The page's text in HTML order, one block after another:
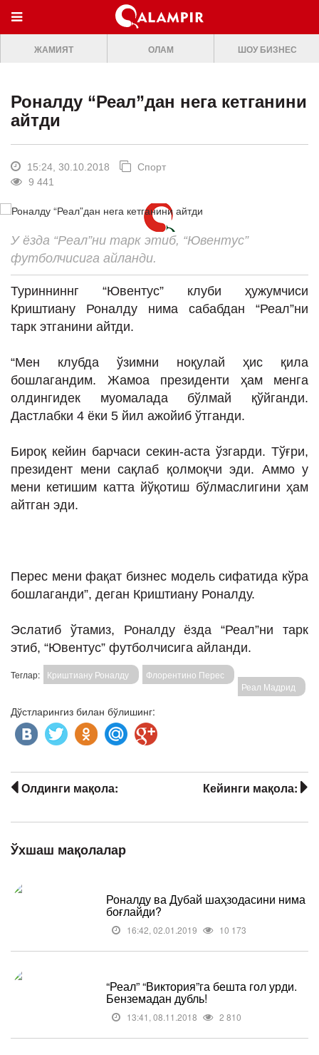
МЕНЮ
ONLINE TV
ЖАМИЯТ
ШОУ-БИЗНЕС
Мусиқа
Клип
Кино
ИНТЕРВЬЮ
Таҳлил
Саломатлик
СПОРТ
ЖАМИЯТ ОЛАМ ШОУ БИЗНЕС
Роналду “Реал”дан нега кетганини
айтди
15:24, 30.10.2018
Спорт
9 441
У ёзда “Реал”ни тарк этиб, “Ювентус”
футболчисига айланди.
Туринниннг “Ювентус” клуби ҳужумчиси
Криштиану Роналду нима сабабдан “Реал”ни
тарк этганини айтди.
“Мен клубда ўзимни ноқулай ҳис қила
бошлагандим. Жамоа президенти ҳам менга
олдингидек муомалада бўлмай қўйганди.
Дастлабки 4 ёки 5 йил ажойиб ўтганди.
Бироқ кейин барчаси секин-аста ўзгарди. Тўғри,
президент мени сақлаб қолмоқчи эди. Аммо у
мени кетишим катта йўқотиш бўлмаслигини ҳам
айтган эди.
Перес мени фақат бизнес модель сифатида кўра
бошлаганди”, деган Криштиану Роналду.
Эслатиб ўтамиз, Роналду ёзда “Реал”ни тарк
этиб, “Ювентус” футболчисига айланди.
Теглар: Криштиану Роналду
Флорентино Перес
Реал Мадрид
Дўстларингиз билан бўлишинг:
Кейинги мақола:
Олдинги мақола:
Ўхшаш мақолалар
Роналду ва Дубай шаҳзодасини нима
боғлайди?
16:42, 02.01.2019 10 173
“Реал” “Виктория”га бешта гол урди.
Бенземадан дубль!
13:41, 08.11.2018 2 810